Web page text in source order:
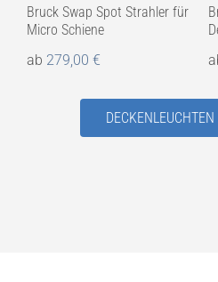
Bruck Swap Spot Strahler für
Micro Schiene
ab 279,00 €